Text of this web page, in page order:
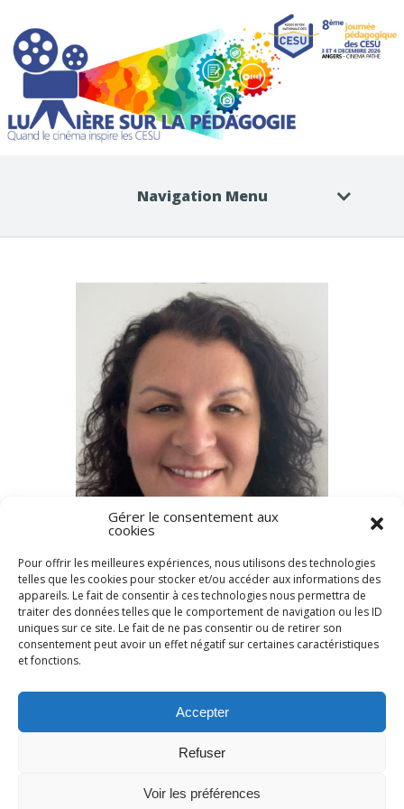
Gérer le consentement aux
cookies
Pour offrir les meilleures expériences, nous utilisons des technologies
telles que les cookies pour stocker et/ou accéder aux informations des
appareils. Le fait de consentir à ces technologies nous permettra de
traiter des données telles que le comportement de navigation ou les ID
uniques sur ce site. Le fait de ne pas consentir ou de retirer son
consentement peut avoir un effet négatif sur certaines caractéristiques
et fonctions.
Accepter
Refuser
Voir les préférences
Navigation Menu
Rechercher :